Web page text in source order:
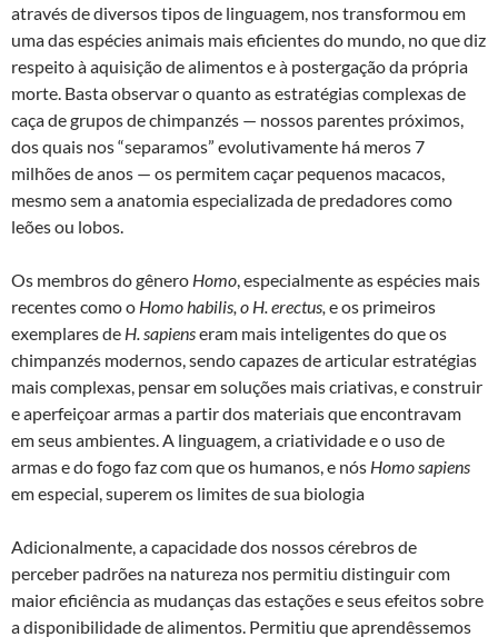
através de diversos tipos de linguagem, nos transformou em
uma das espécies animais mais eficientes do mundo, no que diz
respeito à aquisição de alimentos e à postergação da própria
morte. Basta observar o quanto as estratégias complexas de
caça de grupos de chimpanzés — nossos parentes próximos,
dos quais nos “separamos” evolutivamente há meros 7
milhões de anos — os permitem caçar pequenos macacos,
mesmo sem a anatomia especializada de predadores como
leões ou lobos.
Os membros do gênero Homo , especialmente as espécies mais
recentes como o Homo habilis, o H. erectus, e os primeiros
exemplares de H. sapienseram mais inteligentes do que os
chimpanzés modernos, sendo capazes de articular estratégias
mais complexas, pensar em soluções mais criativas, e construir
e aperfeiçoar armas a partir dos materiais que encontravam
em seus ambientes. A linguagem, a criatividade e o uso de
armas e do fogo faz com que os humanos, e nós Homo sapiens
em especial, superem os limites de sua biologia
Adicionalmente, a capacidade dos nossos cérebros de
perceber padrões na natureza nos permitiu distinguir com
maior eficiência as mudanças das estações e seus efeitos sobre
a disponibilidade de alimentos. Permitiu que aprendêssemos